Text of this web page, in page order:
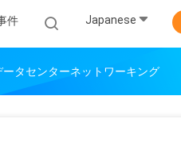
件 Japanese
タセンターネットワーキング